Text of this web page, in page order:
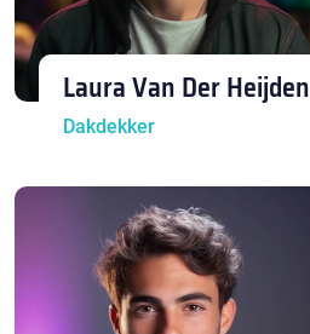
Laura Van Der Heijden
Dakdekker